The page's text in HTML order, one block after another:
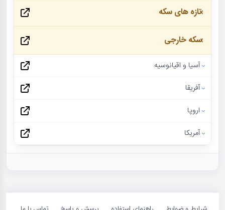
تازه های سکه
سکه خارجی
آسیا و اقیانوسیه
آفریقا
اروپا
آمریکا